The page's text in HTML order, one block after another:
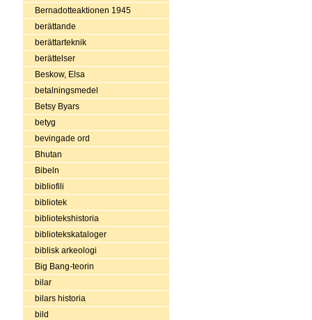
Bernadotteaktionen 1945
berättande
berättarteknik
berättelser
Beskow, Elsa
betalningsmedel
Betsy Byars
betyg
bevingade ord
Bhutan
Bibeln
bibliofili
bibliotek
bibliotekshistoria
bibliotekskataloger
biblisk arkeologi
Big Bang-teorin
bilar
bilars historia
bild